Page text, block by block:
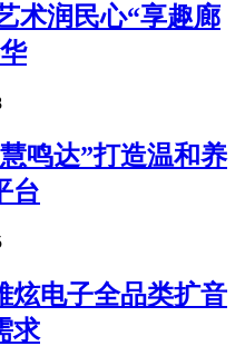
术润民心“享趣廊
鸣达”打造温和养
台
炫电子全品类扩音
求